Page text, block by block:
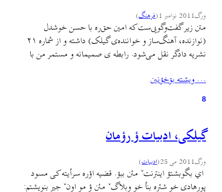
ورگ2011 نوامبر 1 (فرهنگ)
متن زیر گفت‌وگویی‌ست که امین حق‌ره با حسن خوشدل
(نوازنده، آهنگ‌ساز و خواننده‌ی گیلک) داشته و از شماره ۲۱
نشریه دادگر نقل می‌شود. رابطه ی صمیمانه‌ و مستمر من با
پیش‌تر اما روزی نبود که آهنگ‌هایش را گوش نگیرم و غبطه
نخورم و حالی به حالی نشوم…
… ويشته بۊخؤنين
8
گیلکی، ادبیات ؤ رؤمان
ورگ2011 می 25 (ادبيات)
اي بگوبشتؤ اينترنتˇ مئن ببؤ. قضیه اؤره سرأیته کی مسود
پورهادی خو شئره بنأ خو وبلاگˇ مئن ؤ مو اونˇ جیر بنویشتم: